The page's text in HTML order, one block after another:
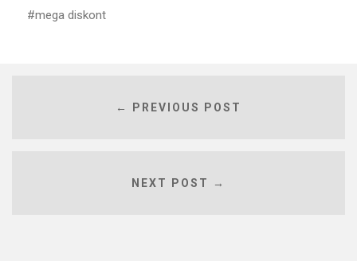
mega diskont
← PREVIOUS POST
NEXT POST →